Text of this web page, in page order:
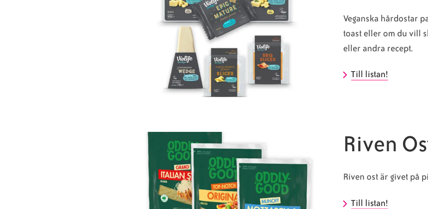
Veganska hårdostar
toast eller om du vill
eller andra recept.
Till listan!
Riven
Riven ost är givet på
Till listan!